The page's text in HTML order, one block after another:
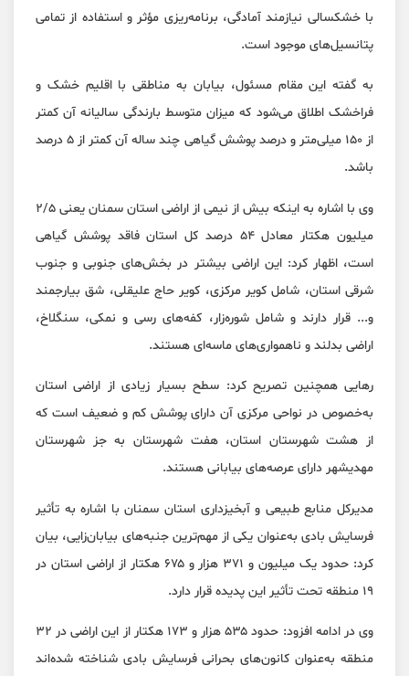
با خشکسالی نیازمند آمادگی، برنامه‌ریزی مؤثر و استفاده از تمامی
پتانسیل‌های موجود است.
به گفته این مقام مسئول، بیابان به مناطقی با اقلیم خشک و
فراخشک اطلاق می‌شود که میزان متوسط بارندگی سالیانه آن کمتر
از ۱۵۰ میلی‌متر و درصد پوشش گیاهی چند ساله آن کمتر از ۵ درصد
باشد.
وی با اشاره به اینکه بیش از نیمی از اراضی استان سمنان یعنی ۲/۵
میلیون هکتار معادل ۵۴ درصد کل استان فاقد پوشش گیاهی
است، اظهار کرد: این اراضی بیشتر در بخش‌های جنوبی و جنوب
شرقی استان، شامل کویر مرکزی، کویر حاج علیقلی، شق بیارجمند
و... قرار دارند و شامل شوره‌زار، کفه‌های رسی و نمکی، سنگلاخ،
اراضی بدلند و ناهمواری‌های ماسه‌ای هستند.
رهایی همچنین تصریح کرد: سطح بسیار زیادی از اراضی استان
به‌خصوص در نواحی مرکزی آن دارای پوشش کم و ضعیف است که
از هشت شهرستان استان، هفت شهرستان به جز شهرستان
مهدیشهر دارای عرصه‌های بیابانی هستند.
مدیرکل منابع طبیعی و آبخیزداری استان سمنان با اشاره به تأثیر
فرسایش بادی به‌عنوان یکی از مهم‌ترین جنبه‌های بیابان‌زایی، بیان
کرد: حدود یک میلیون و ۳۷۱ هزار و ۶۷۵ هکتار از اراضی استان در
۱۹ منطقه تحت تأثیر این پدیده قرار دارد.
وی در ادامه افزود: حدود ۵۳۵ هزار و ۱۷۳ هکتار از این اراضی در ۳۲
منطقه به‌عنوان کانون‌های بحرانی فرسایش بادی شناخته شده‌اند